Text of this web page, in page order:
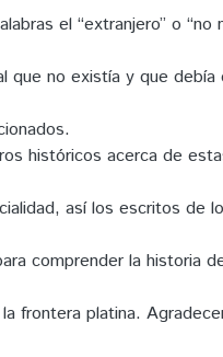
el “extranjero” o “no
que no existía y que
históricos acerca de
así los escritos de
comprender la historia
frontera platina.